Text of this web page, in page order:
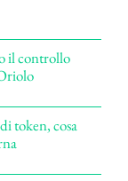
il controllo
token, cosa